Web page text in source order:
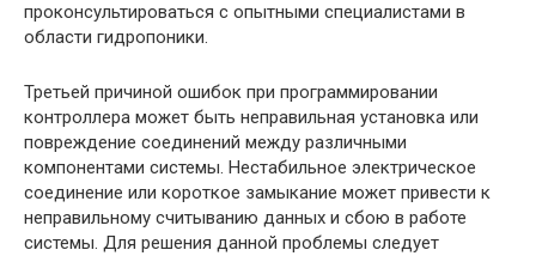
проконсультироваться с опытными специалистами в
области гидропоники.
Третьей причиной ошибок при программировании
контроллера может быть неправильная установка или
повреждение соединений между различными
компонентами системы. Нестабильное электрическое
соединение или короткое замыкание может привести к
неправильному считыванию данных и сбою в работе
системы. Для решения данной проблемы следует